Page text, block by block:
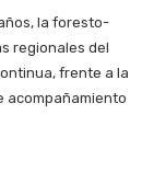
la foresto-
regionales del
frente a la
acompañamiento